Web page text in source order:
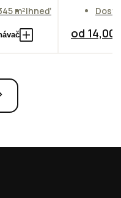
m²Ihneď
od 14,00